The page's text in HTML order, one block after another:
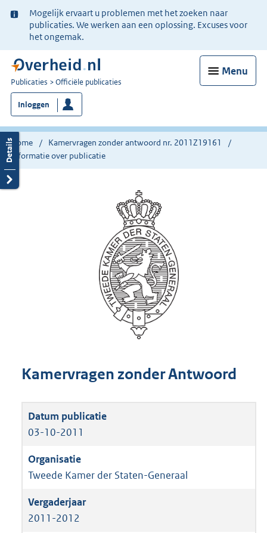
Ter
informatie:
Mogelijk ervaart u problemen met het zoeken naar
publicaties. We werken aan een oplossing. Excuses voor
het ongemak.
Menu
U
bent
nu
hier:
Publicaties Officiële publicaties
Inloggen
Home
Kamervragen zonder antwoord nr. 2011Z19161
Informatie over publicatie
Kamervragen zonder Antwoord
03-10-2011
Tweede Kamer der Staten-Generaal
2011-2012